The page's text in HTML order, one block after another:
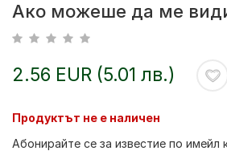
Ако можеше да ме
2.56 EUR (5.01 лв.)
Продуктът не е наличен
Абонирайте се за известие по имейл